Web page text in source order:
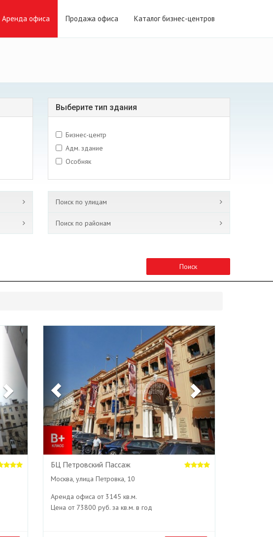
Аренда офиса Продажа офиса Каталог бизнес-центров
Выберите тип здания
Бизнес-центр
Адм. здание
Особняк
Поиск по улицам
Поиск по районам
Поиск
Next Next
БЦ Петровский Пассаж
Москва, улица Петровка, 10
Аренда офиса от 3145 кв.м.
Цена от 73800 руб. за кв.м. в год